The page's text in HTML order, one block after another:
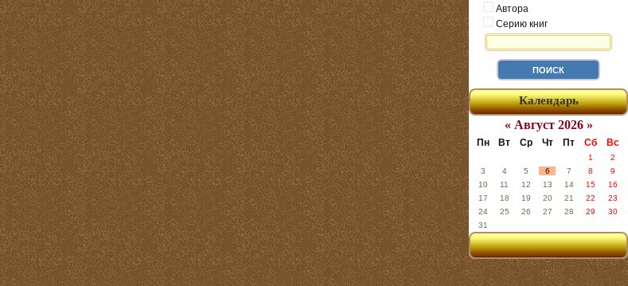
Автора
Серию книг
Календарь
« Август 2026 »
Пн Вт Ср Чт Пт Сб Вс
1
2
3
4 5 6 7 8
9
10
11 12 13 14 15
16
17
18 19 20 21 22
23
24
25 26 27 28 29
30
31